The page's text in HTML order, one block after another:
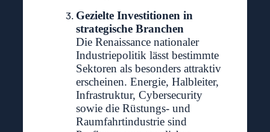
Gezielte Investitionen in
strategische Branchen
Die Renaissance nationaler
Industriepolitik lässt bestimmte
Sektoren als besonders attraktiv
erscheinen. Energie, Halbleiter,
Infrastruktur, Cybersecurity
sowie die Rüstungs- und
Raumfahrtindustrie sind